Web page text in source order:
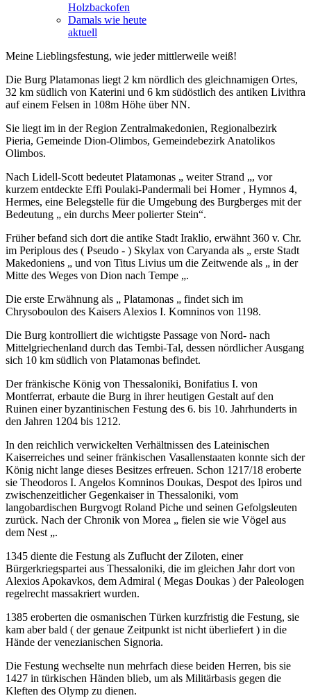
Holzbackofen
Damals wie heute
aktuell
Meine Lieblingsfestung, wie jeder mittlerweile weiß!
Die Burg Platamonas liegt 2 km nördlich des gleichnamigen Ortes,
32 km südlich von Katerini und 6 km südöstlich des antiken Livithra
auf einem Felsen in 108m Höhe über NN.
Sie liegt im in der Region Zentralmakedonien, Regionalbezirk
Pieria, Gemeinde Dion-Olimbos, Gemeindebezirk Anatolikos
Olimbos.
Nach Lidell-Scott bedeutet Platamonas „ weiter Strand „, vor
kurzem entdeckte Effi Poulaki-Pandermali bei Homer , Hymnos 4,
Hermes, eine Belegstelle für die Umgebung des Burgberges mit der
Bedeutung „ ein durchs Meer polierter Stein“.
Früher befand sich dort die antike Stadt Iraklio, erwähnt 360 v. Chr.
im Periplous des ( Pseudo - ) Skylax von Caryanda als „ erste Stadt
Makedoniens „ und von Titus Livius um die Zeitwende als „ in der
Mitte des Weges von Dion nach Tempe „.
Die erste Erwähnung als „ Platamonas „ findet sich im
Chrysoboulon des Kaisers Alexios I. Komninos von 1198.
Die Burg kontrolliert die wichtigste Passage von Nord- nach
Mittelgriechenland durch das Tembi-Tal, dessen nördlicher Ausgang
sich 10 km südlich von Platamonas befindet.
Der fränkische König von Thessaloniki, Bonifatius I. von
Montferrat, erbaute die Burg in ihrer heutigen Gestalt auf den
Ruinen einer byzantinischen Festung des 6. bis 10. Jahrhunderts in
den Jahren 1204 bis 1212.
In den reichlich verwickelten Verhältnissen des Lateinischen
Kaiserreiches und seiner fränkischen Vasallenstaaten konnte sich der
König nicht lange dieses Besitzes erfreuen. Schon 1217/18 eroberte
sie Theodoros I. Angelos Komninos Doukas, Despot des Ipiros und
zwischenzeitlicher Gegenkaiser in Thessaloniki, vom
langobardischen Burgvogt Roland Piche und seinen Gefolgsleuten
zurück. Nach der Chronik von Morea „ fielen sie wie Vögel aus
dem Nest „.
1345 diente die Festung als Zuflucht der Ziloten, einer
Bürgerkriegspartei aus Thessaloniki, die im gleichen Jahr dort von
Alexios Apokavkos, dem Admiral ( Megas Doukas ) der Paleologen
regelrecht massakriert wurden.
1385 eroberten die osmanischen Türken kurzfristig die Festung, sie
kam aber bald ( der genaue Zeitpunkt ist nicht überliefert ) in die
Hände der venezianischen Signoria.
Die Festung wechselte nun mehrfach diese beiden Herren, bis sie
1427 in türkischen Händen blieb, um als Militärbasis gegen die
Kleften des Olymp zu dienen.